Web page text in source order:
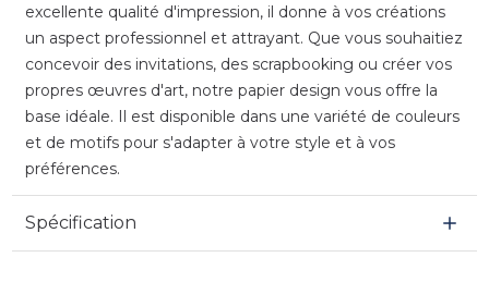
excellente qualité d'impression, il donne à vos créations
un aspect professionnel et attrayant. Que vous souhaitiez
concevoir des invitations, des scrapbooking ou créer vos
propres œuvres d'art, notre papier design vous offre la
base idéale. Il est disponible dans une variété de couleurs
et de motifs pour s'adapter à votre style et à vos
préférences.
Spécification